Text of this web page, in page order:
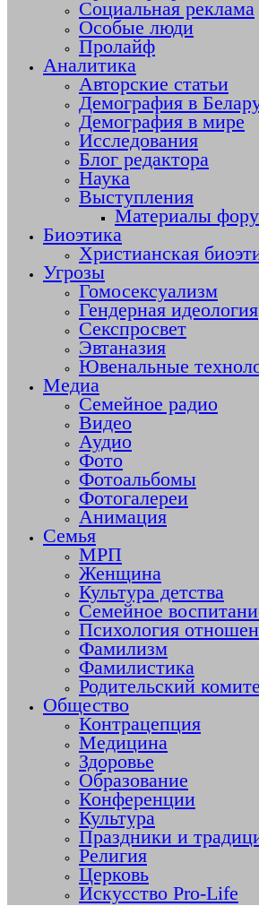
Социальная реклама
Особые люди
Пролайф
Аналитика
Авторские статьи
Демография в
Демография в мире
Исследования
Блог редактора
Наука
Выступления
Материалы
Биоэтика
Христианская
Угрозы
Гомосексуализм
Гендерная идеология
Секспросвет
Эвтаназия
Ювенальные
Медиа
Семейное радио
Видео
Аудио
Фото
Фотоальбомы
Фотогалереи
Анимация
Семья
МРП
Женщина
Культура детства
Семейное
Психология
Фамилизм
Фамилистика
Родительский
Общество
Контрацепция
Медицина
Здоровье
Образование
Конференции
Культура
Праздники и
Религия
Церковь
Искусство Pro-Life